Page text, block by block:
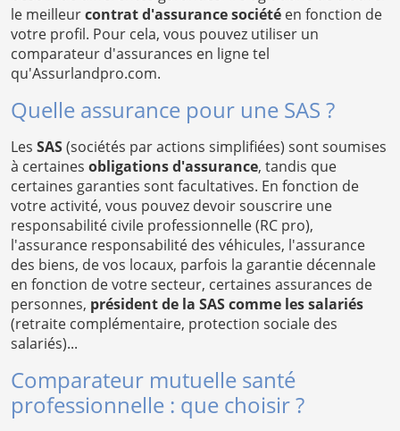
le meilleurcontrat d'assurance société en fonction de
votre profil. Pour cela, vous pouvez utiliser un
comparateur d'assurances en ligne tel
qu'Assurlandpro.com.
Quelle assurance pour une SAS ?
Les SAS(sociétés par actions simplifiées) sont soumises
à certaines obligations d'assurance, tandis que
certaines garanties sont facultatives. En fonction de
votre activité, vous pouvez devoir souscrire une
responsabilité civile professionnelle (RC pro),
l'assurance responsabilité des véhicules, l'assurance
des biens, de vos locaux, parfois la garantie décennale
en fonction de votre secteur, certaines assurances de
personnes, président de la SAS comme les salariés
(retraite complémentaire, protection sociale des
salariés)...
Comparateur mutuelle santé
professionnelle : que choisir ?